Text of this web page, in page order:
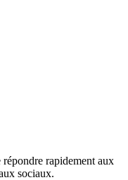
répondre rapidement aux
sociaux.